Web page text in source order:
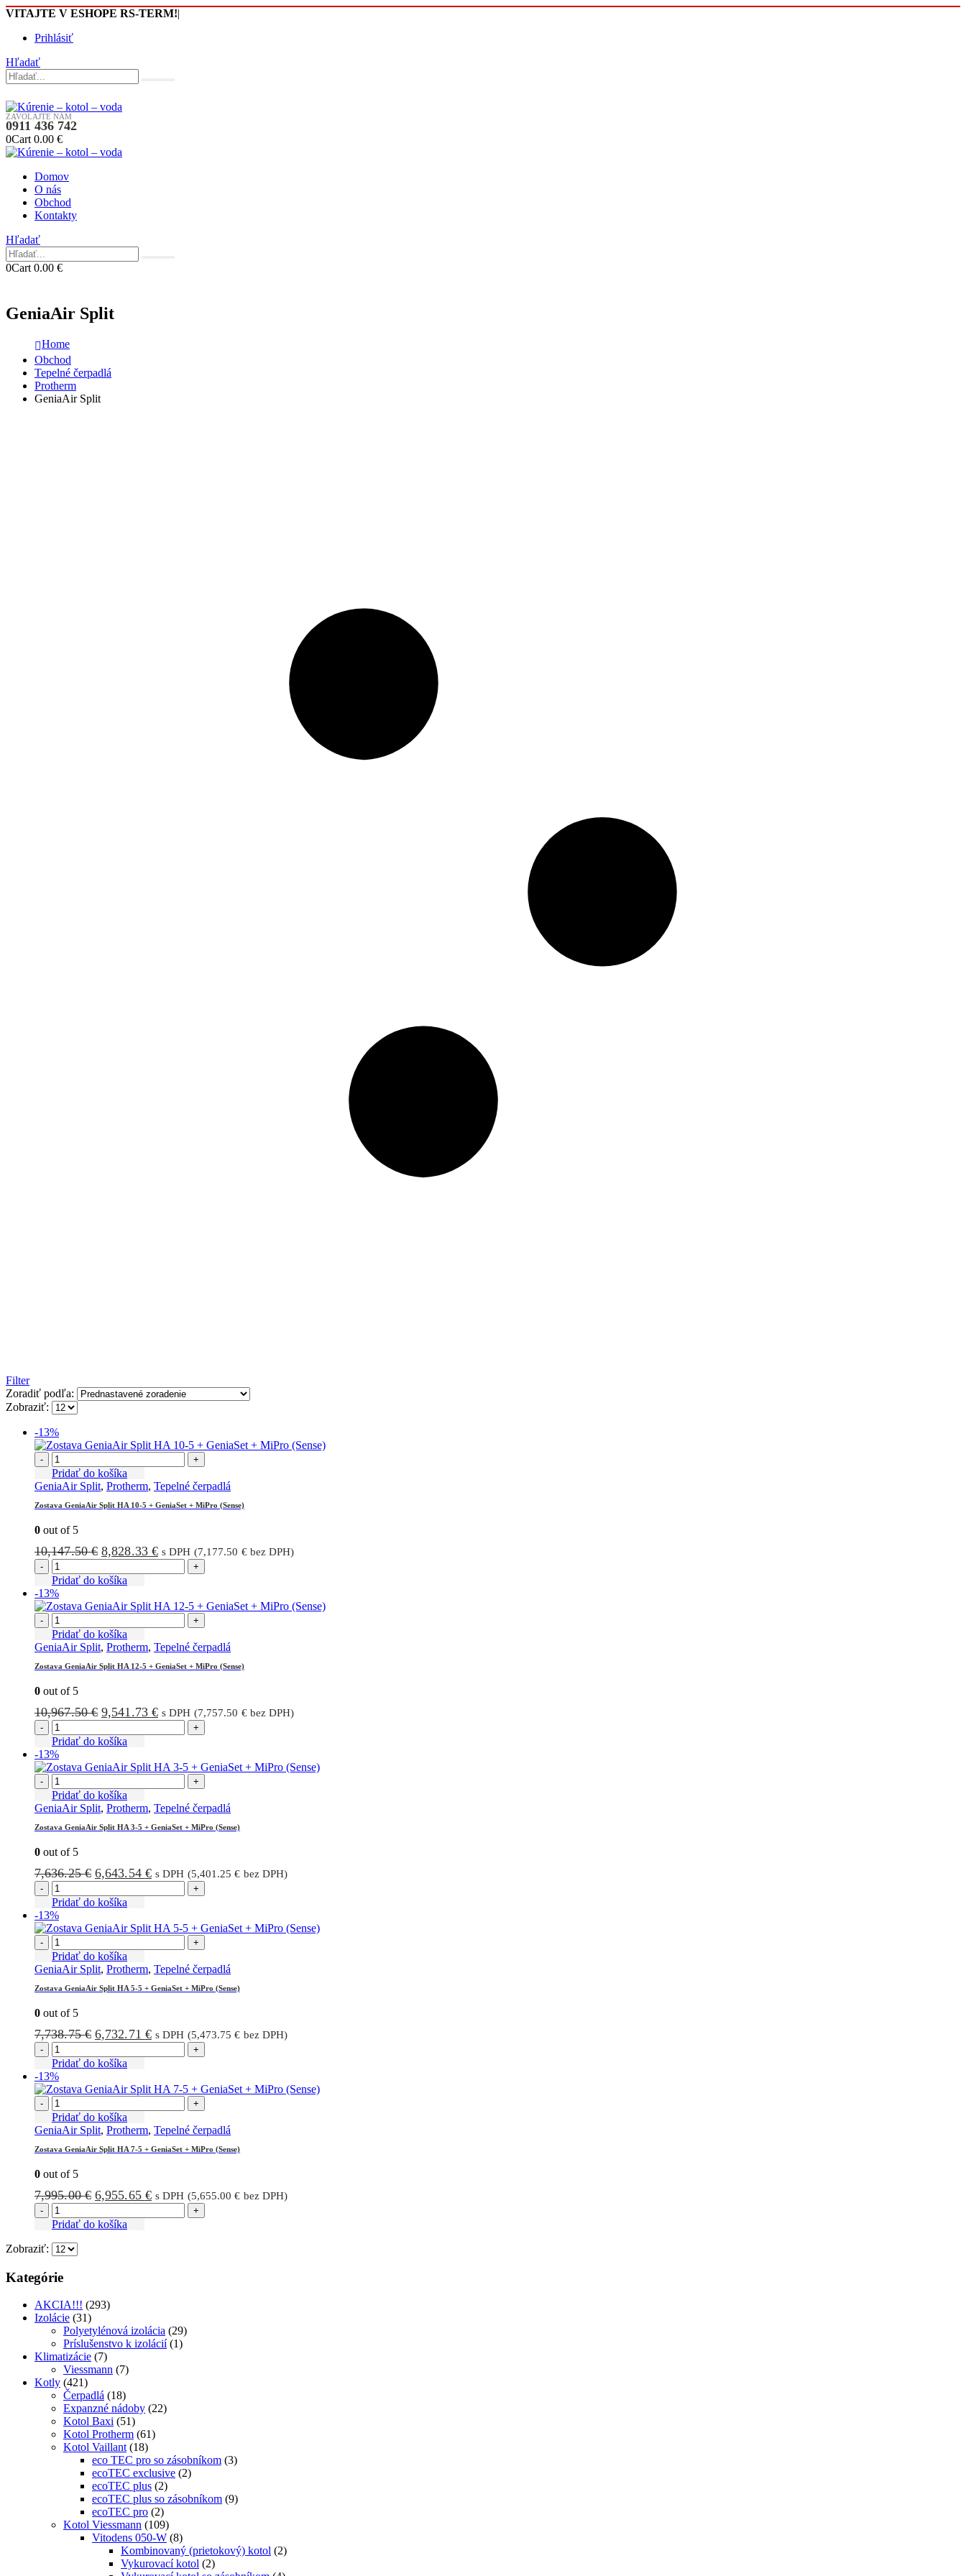
VITAJTE V ESHOPE RS-TERM!|
Prihlásiť
Hľadať
ZAVOLAJTE NÁM
0911 436 742
0Cart 0.00 €
Domov
O nás
Obchod
Kontakty
Hľadať
0Cart 0.00 €
GeniaAir Split
Home
Obchod
Tepelné čerpadlá
Protherm
GeniaAir Split
Filter
Zoradiť podľa:
Zobraziť:
-13%
- +
Pridať do košíka
GeniaAir Split, Protherm, Tepelné čerpadlá
Zostava GeniaAir Split HA 10-5 + GeniaSet + MiPro (Sense)
0 out of 5
10,147.50€ Pôvodná
bola:
8,828.33 €Aktuálna
s DPH (7,177.50 €bez DPH)
- +
Pridať do košíka
-13%
- +
Pridať do košíka
GeniaAir Split, Protherm, Tepelné čerpadlá
Zostava GeniaAir Split HA 12-5 + GeniaSet + MiPro (Sense)
0 out of 5
10,967.50€ Pôvodná
bola:
9,541.73 €Aktuálna
s DPH (7,757.50 €bez DPH)
- +
Pridať do košíka
-13%
- +
Pridať do košíka
GeniaAir Split, Protherm, Tepelné čerpadlá
Zostava GeniaAir Split HA 3-5 + GeniaSet + MiPro (Sense)
0 out of 5
7,636.25€ Pôvodná
bola:
6,643.54 €Aktuálna
s DPH (5,401.25€ bez DPH)
- +
Pridať do košíka
-13%
- +
Pridať do košíka
GeniaAir Split, Protherm, Tepelné čerpadlá
Zostava GeniaAir Split HA 5-5 + GeniaSet + MiPro (Sense)
0 out of 5
7,738.75€ Pôvodná
bola:
6,732.71 €Aktuálna
s DPH (5,473.75€ bez DPH)
- +
Pridať do košíka
-13%
- +
Pridať do košíka
GeniaAir Split, Protherm, Tepelné čerpadlá
Zostava GeniaAir Split HA 7-5 + GeniaSet + MiPro (Sense)
0 out of 5
7,995.00€ Pôvodná
bola:
6,955.65 €Aktuálna
s DPH (5,655.00€ bez DPH)
- +
Pridať do košíka
Zobraziť:
Kategórie
AKCIA!!! (293)
Izolácie (31)
Polyetylénová izolácia (29)
Príslušenstvo k izolácií (1)
Klimatizácie (7)
Viessmann (7)
Kotly (421)
Čerpadlá (18)
Expanzné nádoby (22)
Kotol Baxi (51)
Kotol Protherm (61)
Kotol Vaillant (18)
eco TEC pro so zásobníkom (3)
ecoTEC exclusive (2)
ecoTEC plus (2)
ecoTEC plus so zásobníkom (9)
ecoTEC pro (2)
Kotol Viessmann (109)
Vitodens 050-W (8)
Kombinovaný (prietokový) kotol (2)
Vykurovací kotol (2)